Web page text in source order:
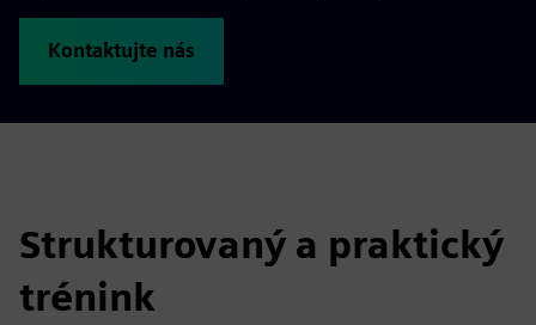
Kontaktujte nás
Strukturovaný a praktický
trénink